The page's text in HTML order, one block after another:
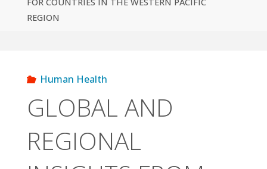
REGION
Human Health
GLOBAL AND
REGIONAL